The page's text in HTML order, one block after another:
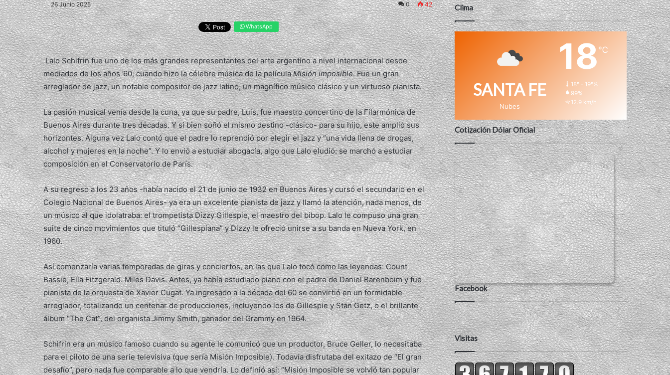
26 Junio 2025 0 42
WhatsApp
Lalo Schifrin fue uno de los más grandes representantes del arte argentino a nivel internacional desde
mediados de los años ’60, cuando hizo la célebre música de la películaMisión imposible. Fue un gran
arreglador de jazz, un notable compositor de jazz latino, un magnífico músico clásico y un virtuoso pianista.
La pasión musical venía desde la cuna, ya que su padre, Luis, fue maestro concertino de la Filarmónica de
Buenos Aires durante tres décadas. Y si bien soñó el mismo destino -clásico- para su hijo, este amplió sus
horizontes. Alguna vez Lalo contó que el padre lo reprendió por elegir el jazz y “una vida llena de drogas,
alcohol y mujeres en la noche”. Y lo envió a estudiar abogacía, algo que Lalo eludió: se marchó a estudiar
composición en el Conservatorio de París.
A su regreso a los 23 años -había nacido el 21 de junio de 1932 en Buenos Aires y cursó el secundario en el
Colegio Nacional de Buenos Aires- ya era un excelente pianista de jazz y llamó la atención, nada menos, de
un músico al que idolatraba: el trompetista Dizzy Gillespie, el maestro del bibop. Lalo le compuso una gran
suite de cinco movimientos que tituló “Gillespiana” y Dizzy le ofreció unirse a su banda en Nueva York, en
1960.
Así comenzaría varias temporadas de giras y conciertos, en las que Lalo tocó como las leyendas: Count
Bassie, Ella Fitzgerald. Miles Davis. Antes, ya había estudiado piano con el padre de Daniel Barenboim y fue
pianista de la orquesta de Xavier Cugat. Ya ingresado a la década del 60 se convirtió en un formidable
arreglador, totalizando un centenar de producciones, incluyendo los de Gillespie y Stan Getz, o el brillante
álbum “The Cat”, del organista Jimmy Smith, ganador del Grammy en 1964.
Schifrin era un músico famoso cuando su agente le comunicó que un productor, Bruce Geller, lo necesitaba
para el piloto de una serie televisiva (que sería Misión Imposible). Todavía disfrutaba del exitazo de “El gran
desafío”, pero nada fue comparable a lo que vendría. Lo definió así: “Misión Imposible se volvió tan popular
Clima
SANTA FE
Nubes
18℃
18º - 19º%
99%
12.9 km/h
Cotización Dólar Oficial
Facebook
Visitas